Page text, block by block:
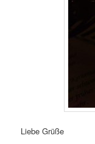
Liebe Grüße